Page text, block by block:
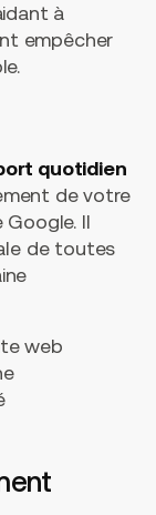
à
empêcher
quotidien
de votre
Il
de toutes
web